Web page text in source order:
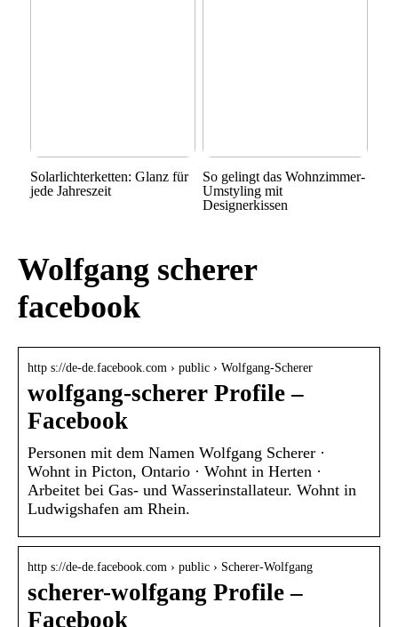
Solarlichterketten: Glanz für
jede Jahreszeit
So gelingt das Wohnzimmer-
Umstyling mit
Designerkissen
Wolfgang scherer
facebook
http s://de-de.facebook.com › public › Wolfgang-Scherer
wolfgang-scherer Profile –
Facebook
Personen mit dem Namen Wolfgang Scherer ·
Wohnt in Picton, Ontario · Wohnt in Herten ·
Arbeitet bei Gas- und Wasserinstallateur. Wohnt in
Ludwigshafen am Rhein.
http s://de-de.facebook.com › public › Scherer-Wolfgang
scherer-wolfgang Profile –
Facebook